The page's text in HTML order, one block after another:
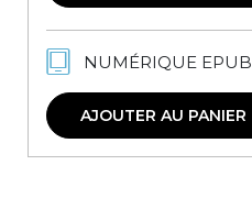
NUMÉRIQUE EPUB
AJOUTER AU PANIER